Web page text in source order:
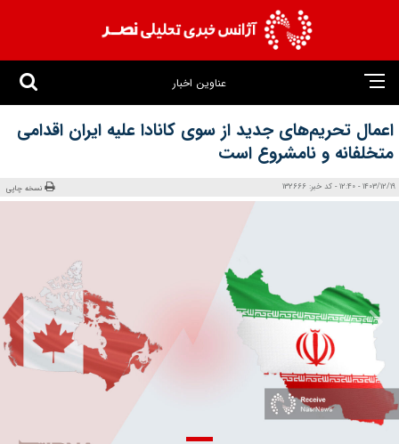
عناوین اخبار
اعمال تحریم‌های جدید از سوی کانادا علیه ایران اقدامی
متخلفانه و نامشروع است
1403/12/19 - 12:40 - کد خبر: 132666 نسخه چاپی